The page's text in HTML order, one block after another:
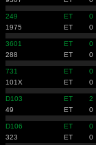
249 ET 0
1975
ET 0
3601 ET 0
288
ET 0
731 ET 0
101X
ET 0
D103 ET 2
49
ET 0
D106 ET 0
323
ET 0